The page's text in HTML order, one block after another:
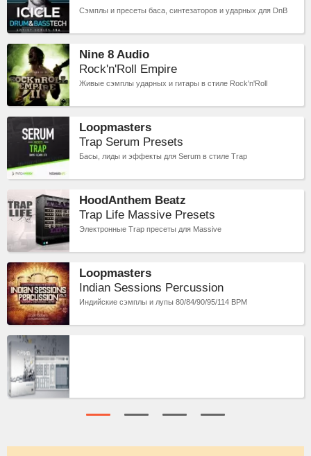
Cэмплы и пресеты баса, синтезаторов и ударных для DnB
Nine 8 Audio
Rock'n'Roll Empire
Живые сэмплы ударных и гитары в стиле Rock'n'Roll
Loopmasters
Trap Serum Presets
Басы, лиды и эффекты для Serum в стиле Trap
HoodAnthem Beatz
Trap Life Massive Presets
Электронные Trap пресеты для Massive
Loopmasters
Indian Sessions Percussion
Индийские сэмплы и лупы 80/84/90/95/114 BPM